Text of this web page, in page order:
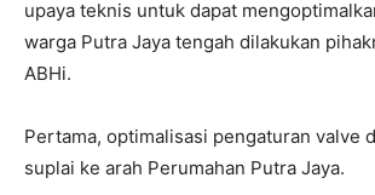
upaya teknis untuk dapat
warga Putra Jaya tengah dilakukan
ABHi.
Pertama, optimalisasi pengaturan valve
suplai ke arah Perumahan Putra Jaya.